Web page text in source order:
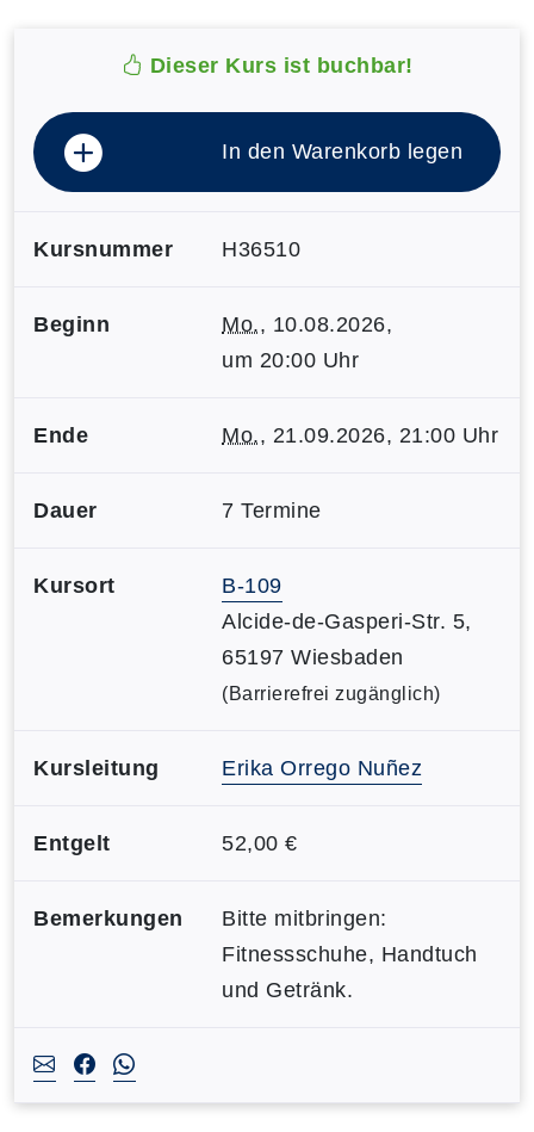
Dieser Kurs ist buchbar!
In den Warenkorb legen
Kursnummer H36510
Beginn Mo., 10.08.2026,
um 20:00 Uhr
Ende Mo., 21.09.2026, 21:00 Uhr
Dauer 7 Termine
Kursort
B-109
Alcide-de-Gasperi-Str. 5,
65197 Wiesbaden
(Barrierefrei zugänglich)
Kursleitung Erika Orrego Nuñez
Entgelt 52,00 €
Bemerkungen
Bitte mitbringen:
Fitnessschuhe, Handtuch
und Getränk.